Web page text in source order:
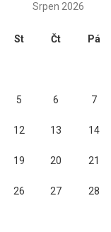
Srpen 2026
St Čt Pá
5 6 7
12 13 14
19 20 21
26 27 28